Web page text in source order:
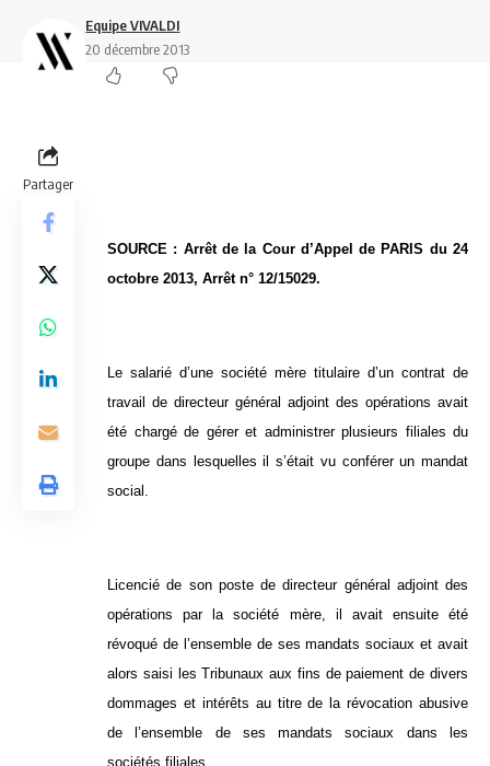
Equipe VIVALDI
20 décembre 2013
Partager
SOURCE : Arrêt de la Cour d’Appel de PARIS du 24
octobre 2013, Arrêt n° 12/15029.
Le salarié d’une société mère titulaire d’un contrat de
travail de directeur général adjoint des opérations avait
été chargé de gérer et administrer plusieurs filiales du
groupe dans lesquelles il s’était vu conférer un mandat
social.
Licencié de son poste de directeur général adjoint des
opérations par la société mère, il avait ensuite été
révoqué de l’ensemble de ses mandats sociaux et avait
alors saisi les Tribunaux aux fins de paiement de divers
dommages et intérêts au titre de la révocation abusive
de l’ensemble de ses mandats sociaux dans les
sociétés filiales.